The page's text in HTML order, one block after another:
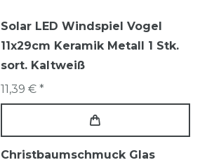
Solar LED Windspiel Vogel
11x29cm Keramik Metall 1 Stk.
sort. Kaltweiß
11,39 € *
Christbaumschmuck Glas